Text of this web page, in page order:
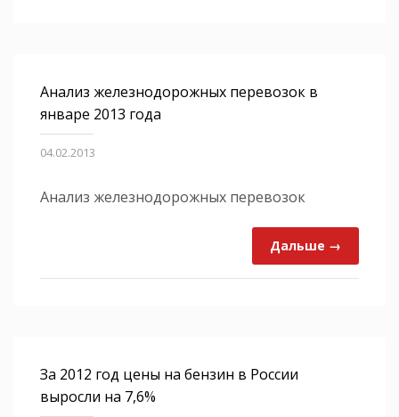
Анализ железнодорожных перевозок в
январе 2013 года
04.02.2013
Анализ железнодорожных перевозок
Дальше →
За 2012 год цены на бензин в России
выросли на 7,6%